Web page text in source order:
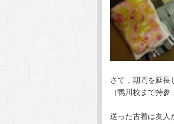
さて，期間を延長
（鴨川校まで持
送った古着は友人